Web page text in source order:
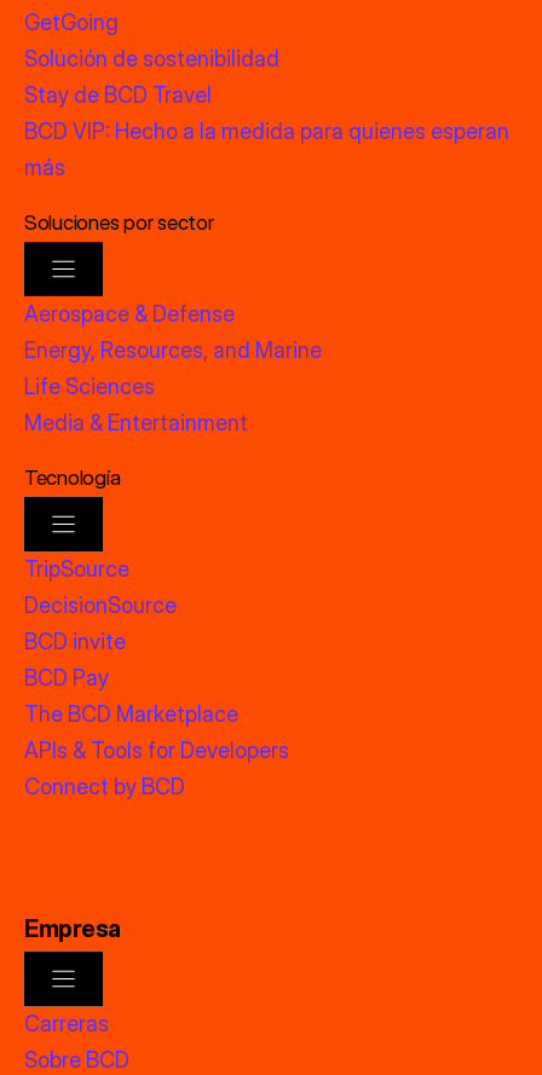
GetGoing
Solución de sostenibilidad
Stay de BCD Travel
BCD VIP: Hecho a la medida para quienes esperan
más
Soluciones por sector
Aerospace & Defense
Energy, Resources, and Marine
Life Sciences
Media & Entertainment
Tecnología
TripSource
DecisionSource
BCD invite
BCD Pay
The BCD Marketplace
APIs & Tools for Developers
Connect by BCD
Empresa
Carreras
Sobre BCD